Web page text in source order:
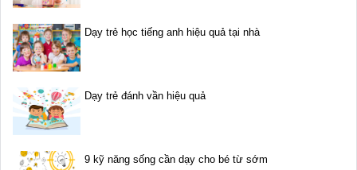
Dạy trẻ học tiếng anh hiệu quả tại nhà
Dạy trẻ đánh vần hiệu quả
9 kỹ năng sống cần dạy cho bé từ sớm